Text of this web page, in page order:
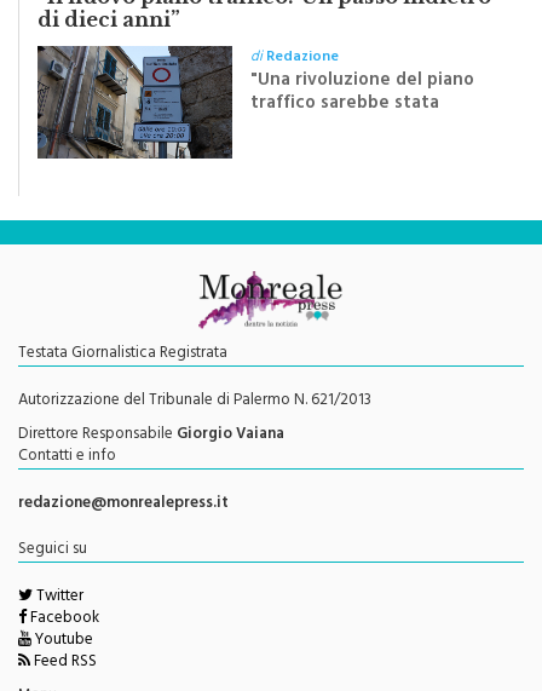
"Una rivoluzione del piano
traffico sarebbe stata
efficace se preceduta da
una rivoluzione culturale"
Testata Giornalistica Registrata
Autorizzazione del Tribunale di Palermo N. 621/2013
Direttore ResponsabileGiorgio Vaiana
Contatti e info
redazione@monrealepress.it
Twitter
Facebook
Youtube
Feed RSS
Menu